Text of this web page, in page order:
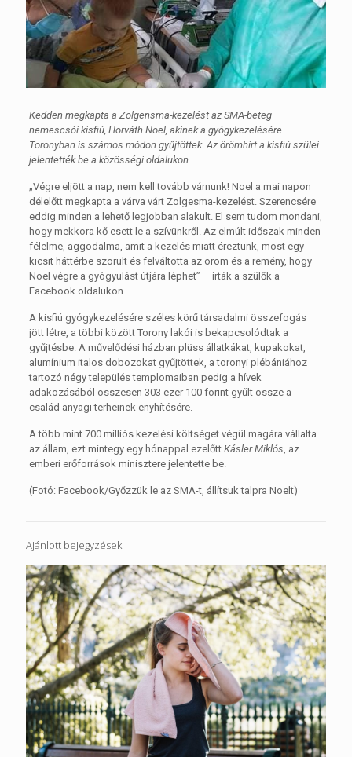
Kedden megkapta a Zolgensma-kezelést az SMA-beteg
nemescsói kisfiú, Horváth Noel, akinek a gyógykezelésére
Toronyban is számos módon gyűjtöttek. Az örömhírt a kisfiú szülei
jelentették be a közösségi oldalukon.
„Végre eljött a nap, nem kell tovább várnunk! Noel a mai napon
délelőtt megkapta a várva várt Zolgesma-kezelést. Szerencsére
eddig minden a lehető legjobban alakult. El sem tudom mondani,
hogy mekkora kő esett le a szívünkről. Az elmúlt időszak minden
félelme, aggodalma, amit a kezelés miatt éreztünk, most egy
kicsit háttérbe szorult és felváltotta az öröm és a remény, hogy
Noel végre a gyógyulást útjára léphet” – írták a szülők a
Facebook oldalukon.
A kisfiú gyógykezelésére széles körű társadalmi összefogás
jött létre, a többi között Torony lakói is bekapcsolódtak a
gyűjtésbe. A művelődési házban plüss állatkákat, kupakokat,
alumínium italos dobozokat gyűjtöttek, a toronyi plébániához
tartozó négy település templomaiban pedig a hívek
adakozásából összesen 303 ezer 100 forint gyűlt össze a
család anyagi terheinek enyhítésére.
A több mint 700 milliós kezelési költséget végül magára vállalta
az állam, ezt mintegy egy hónappal ezelőtt Kásler Miklós , az
emberi erőforrások minisztere jelentette be.
(Fotó: Facebook/Győzzük le az SMA-t, állítsuk talpra Noelt)
Ajánlott bejegyzések